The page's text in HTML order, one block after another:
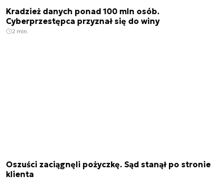
Kradzież danych ponad 100 mln osób.
Cyberprzestępca przyznał się do winy
2 min.
Oszuści zaciągnęli pożyczkę. Sąd stanął po stronie
klienta